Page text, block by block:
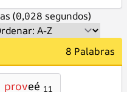
(0,028 segundos)
8 Palabras
proveé 11